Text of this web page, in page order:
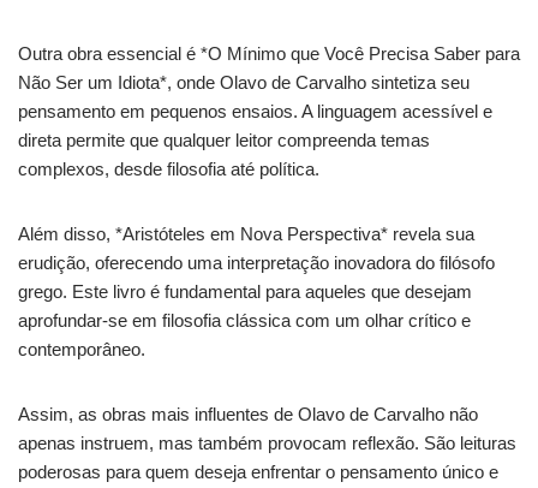
Outra obra essencial é *O Mínimo que Você Precisa Saber para
Não Ser um Idiota*, onde Olavo de Carvalho sintetiza seu
pensamento em pequenos ensaios. A linguagem acessível e
direta permite que qualquer leitor compreenda temas
complexos, desde filosofia até política.
Além disso, *Aristóteles em Nova Perspectiva* revela sua
erudição, oferecendo uma interpretação inovadora do filósofo
grego. Este livro é fundamental para aqueles que desejam
aprofundar-se em filosofia clássica com um olhar crítico e
contemporâneo.
Assim, as obras mais influentes de Olavo de Carvalho não
apenas instruem, mas também provocam reflexão. São leituras
poderosas para quem deseja enfrentar o pensamento único e